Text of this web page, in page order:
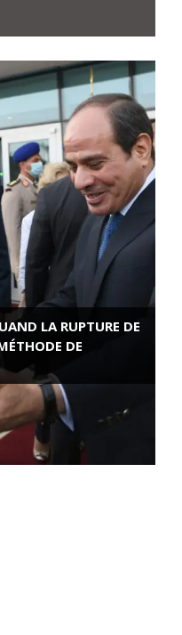
LA RUPTURE DE
DE
LA RESISTANCE